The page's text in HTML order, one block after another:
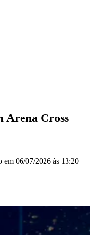
Antônio
Jardim
Arena Cross
em 06/07/2026 às 13:20